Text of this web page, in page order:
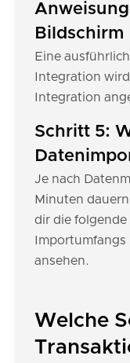
Bildschirm
Eine
Integration
Integration
Schritt 5:
Je nach
Minuten
dir die folgende
ansehen.
Welche